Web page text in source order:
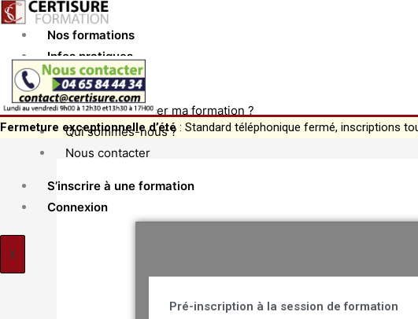
Aller
contenu
Nos formations
Infos pratiques
Actualités
Comment financer ma formation ?
Qui sommes-nous ?
Nous contacter
S’inscrire à une formation
Connexion
X
Fermeture exceptionnelle d’été : Standard téléphonique fermé, inscriptions
Pré-inscription à la session de formation